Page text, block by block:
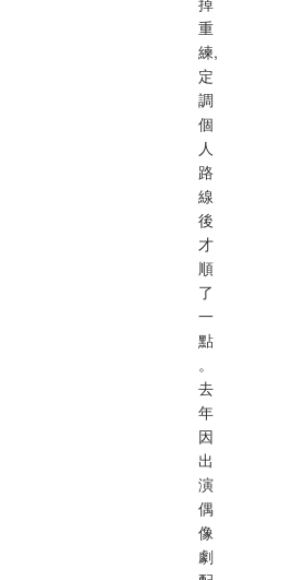
重
練,
定
調
個
人
路
線
後
才
順
了
一
點
。
去
年
因
出
演
偶
像
劇